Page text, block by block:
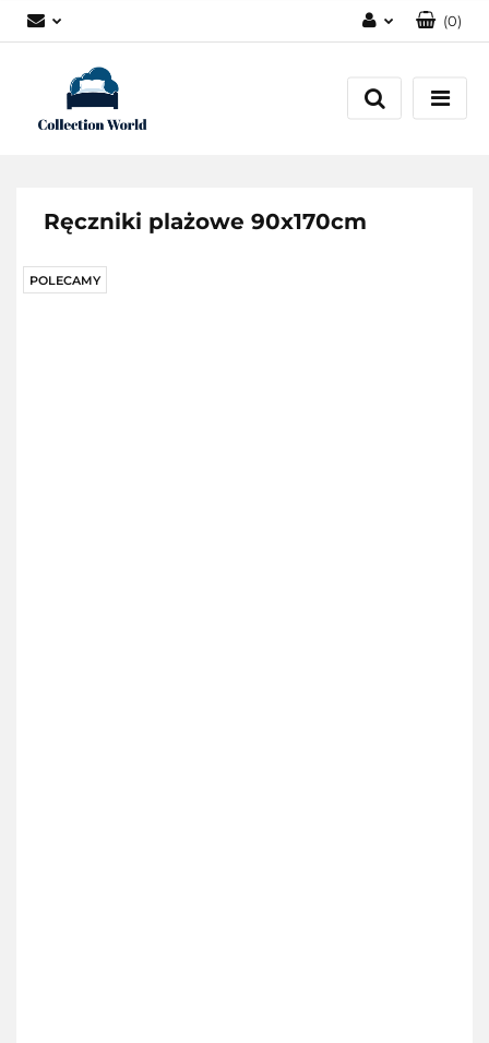
Zarejestruj się
(0)
Ręczniki plażowe 90x170cm
POLECAMY